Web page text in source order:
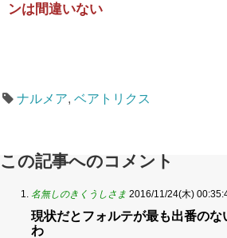
ンは間違いない
ナルメア, ベアトリクス
この記事へのコメント
名無しのきくうしさま 2016/11/24(木)
現状だとフォルテが最も出番のな
わ